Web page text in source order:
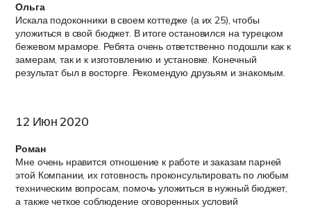
Ольга
Искала подоконники в своем коттедже (а их 25), чтобы
уложиться в свой бюджет. В итоге остановился на турецком
бежевом мраморе. Ребята очень ответственно подошли как к
замерам, так и к изготовлению и установке. Конечный
результат был в восторге. Рекомендую друзьям и знакомым.
12 Июн 2020
Роман
Мне очень нравится отношение к работе и заказам парней
этой Компании, их готовность проконсультировать по любым
техническим вопросам, помочь уложиться в нужный бюджет,
а также четкое соблюдение оговоренных условий